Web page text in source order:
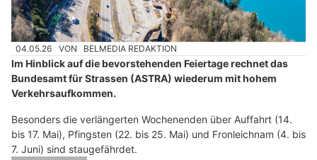
04.05.26 VON BELMEDIA REDAKTION
Im Hinblick auf die bevorstehenden Feiertage rechnet das
Bundesamt für Strassen (ASTRA) wiederum mit hohem
Verkehrsaufkommen.
Besonders die verlängerten Wochenenden über Auffahrt (14.
bis 17. Mai), Pfingsten (22. bis 25. Mai) und Fronleichnam (4. bis
7. Juni) sind staugefährdet.